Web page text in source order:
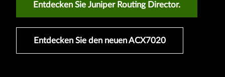
Entdecken Sie Juniper Routing Director.
Entdecken Sie den neuen ACX7020
PTX